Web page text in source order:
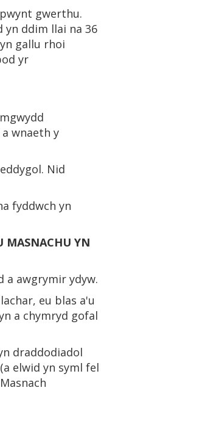
gwerthu.
yn ddim llai na 36
gallu rhoi
yr
wnaeth y
Nid
fyddwch yn
YN
a awgrymir ydyw.
eu blas a'u
a chymryd gofal
draddodiadol
elwid yn syml fel